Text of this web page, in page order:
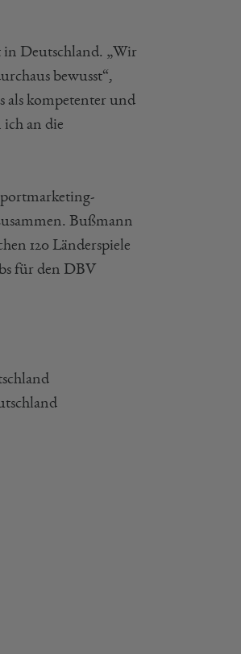
in Deutschland. „Wir
bewusst“,
als kompetenter und
ich an die
Bußmann
120 Länderspiele
für den DBV